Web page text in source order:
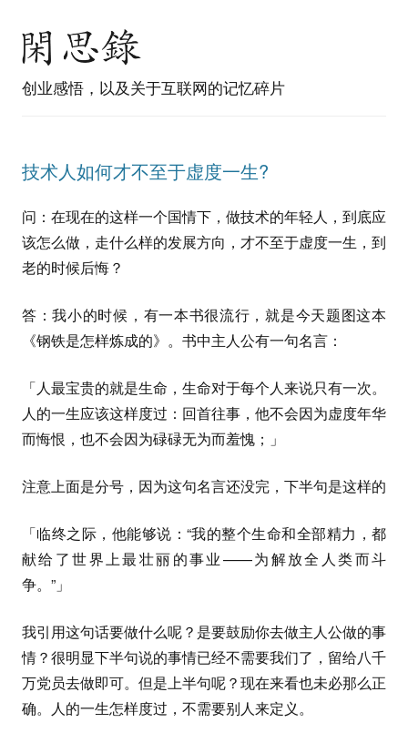
创业感悟，以及关于互联网的记忆碎片
技术人如何才不至于虚度一生?
问：在现在的这样一个国情下，做技术的年轻人，到底应
该怎么做，走什么样的发展方向，才不至于虚度一生，到
老的时候后悔？
答：我小的时候，有一本书很流行，就是今天题图这本
《钢铁是怎样炼成的》。书中主人公有一句名言：
「人最宝贵的就是生命，生命对于每个人来说只有一次。
人的一生应该这样度过：回首往事，他不会因为虚度年华
而悔恨，也不会因为碌碌无为而羞愧；」
注意上面是分号，因为这句名言还没完，下半句是这样的
「临终之际，他能够说：“我的整个生命和全部精力，都
献给了世界上最壮丽的事业——为解放全人类而斗
争。”」
我引用这句话要做什么呢？是要鼓励你去做主人公做的事
情？很明显下半句说的事情已经不需要我们了，留给八千
万党员去做即可。但是上半句呢？现在来看也未必那么正
确。人的一生怎样度过，不需要别人来定义。